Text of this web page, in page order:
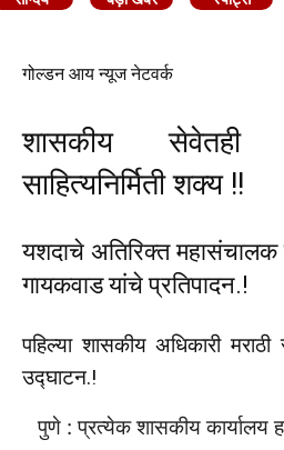
गोल्डन आय न्यूज नेटवर्क
शासकीय सेवेतही
साहित्यनिर्मिती शक्य !!
यशदाचे अतिरिक्त
गायकवाड यांचे प्रतिपादन.!
पहिल्या शासकीय अधिकारी
उद्घाटन.!
पुणे : प्रत्येक शासकीय कार्यालय